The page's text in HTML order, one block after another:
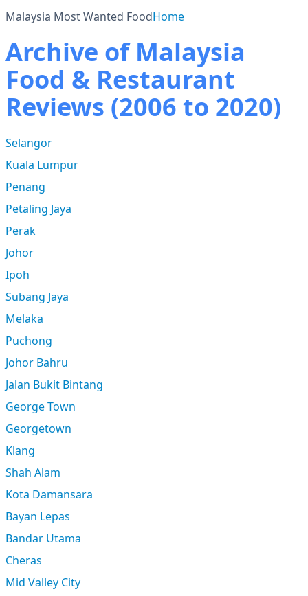
Malaysia Most Wanted FoodHome
Archive of Malaysia
Food & Restaurant
Reviews (2006 to 2020)
Selangor
Kuala Lumpur
Penang
Petaling Jaya
Perak
Johor
Ipoh
Subang Jaya
Melaka
Puchong
Johor Bahru
Jalan Bukit Bintang
George Town
Georgetown
Klang
Shah Alam
Kota Damansara
Bayan Lepas
Bandar Utama
Cheras
Mid Valley City